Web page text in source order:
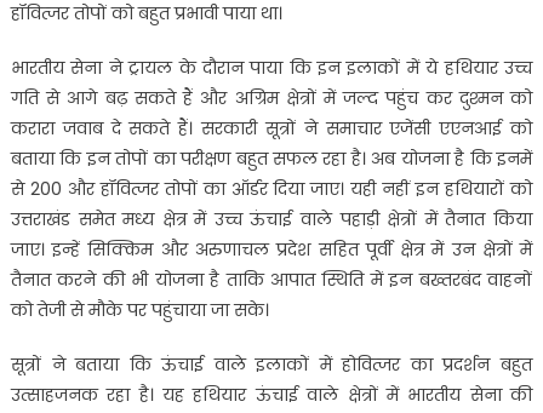
हॉवित्जर तोपों को बहुत प्रभावी पाया था।
भारतीय सेना ने ट्रायल के दौरान पाया कि इन इलाकों में ये हथियार उच्च
गति से आगे बढ़ सकते हैं और अग्रिम क्षेत्रों में जल्द पहुंच कर दुश्‍मन को
करारा जवाब दे सकते हैं। सरकारी सूत्रों ने समाचार एजेंसी एएनआई को
बताया कि इन तोपों का परीक्षण बहुत सफल रहा है। अब योजना है कि इनमें
से 200 और हॉवित्जर तोपों का ऑर्डर दिया जाए। यही नहीं इन हथियारों को
उत्तराखंड समेत मध्य क्षेत्र में उच्च ऊंचाई वाले पहाड़ी क्षेत्रों में तैनात किया
जाए। इन्‍हें सिक्किम और अरुणाचल प्रदेश सहित पूर्वी क्षेत्र में उन क्षेत्रों में
तैनात करने की भी योजना है ताकि आपात स्थिति में इन बख्तरबंद वाहनों
को तेजी से मौके पर पहुंचाया जा सके।
सूत्रों ने बताया कि ऊंचाई वाले इलाकों में होवित्जर का प्रदर्शन बहुत
उत्‍साहजनक रहा है। यह हथियार ऊंचाई वाले क्षेत्रों में भारतीय सेना की